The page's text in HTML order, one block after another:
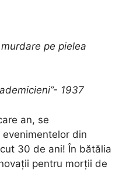
pe pielea
1937
an, se
din
30 de ani! În bătălia
pentru morții de